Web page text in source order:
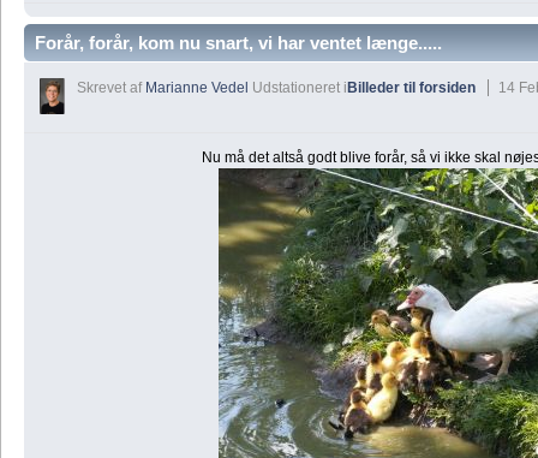
Forår, forår, kom nu snart, vi har ventet længe.....
Skrevet af Marianne Vedel Udstationeret i Billeder til forsiden 14
Nu må det altså godt blive forår, så vi ikke skal